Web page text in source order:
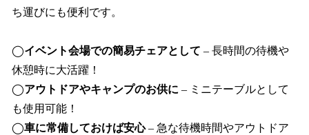
ち運びにも便利です。
◯イベント会場での簡易チェアとして – 長時間の待機や
休憩時に大活躍！
◯アウトドアやキャンプのお供に – ミニテーブルとして
も使用可能！
◯車に常備しておけば安心– 急な待機時間やアウトドア